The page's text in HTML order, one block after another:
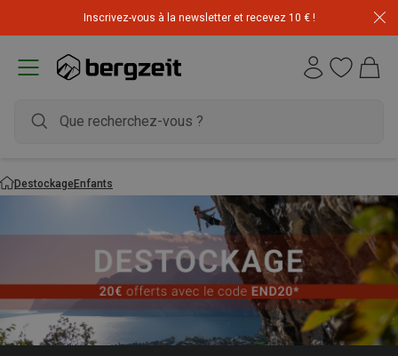
Inscrivez-vous à la newsletter et recevez 10 € !
DestockageEnfants